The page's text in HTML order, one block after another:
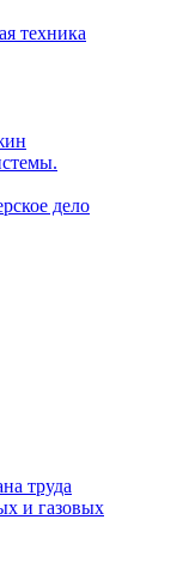
техника
дело
труда
и газовых